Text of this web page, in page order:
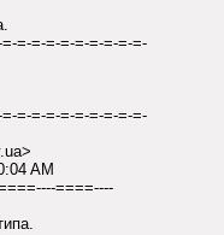
=-=-=-=-=-=-=-=-=-
=-=-=-=-=-=-=-=-=-
AM
====----